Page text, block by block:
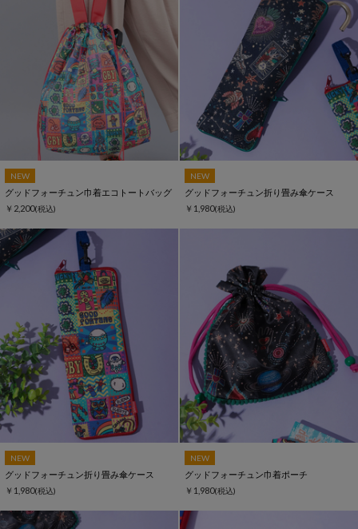
NEW
グッドフォーチュン巾着エコトートバッグ
￥2,200(税込)
NEW
グッドフォーチュン折り畳み傘ケース
￥1,980(税込)
NEW
グッドフォーチュン折り畳み傘ケース
￥1,980(税込)
NEW
グッドフォーチュン巾着ポーチ
￥1,980(税込)